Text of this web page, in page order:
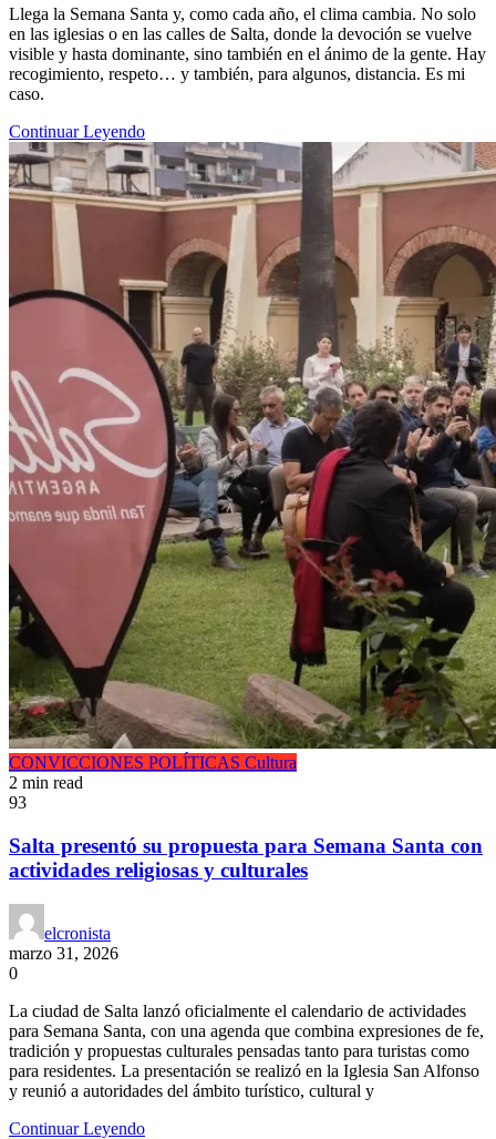
Llega la Semana Santa y, como cada año, el clima cambia. No solo
en las iglesias o en las calles de Salta, donde la devoción se vuelve
visible y hasta dominante, sino también en el ánimo de la gente. Hay
recogimiento, respeto… y también, para algunos, distancia. Es mi
caso.
Continuar Leyendo
CONVICCIONES POLÍTICAS Cultura
2 min read
93
Salta presentó su propuesta para Semana Santa con
actividades religiosas y culturales
elcronista
marzo 31, 2026
0
La ciudad de Salta lanzó oficialmente el calendario de actividades
para Semana Santa, con una agenda que combina expresiones de fe,
tradición y propuestas culturales pensadas tanto para turistas como
para residentes. La presentación se realizó en la Iglesia San Alfonso
y reunió a autoridades del ámbito turístico, cultural y
Continuar Leyendo